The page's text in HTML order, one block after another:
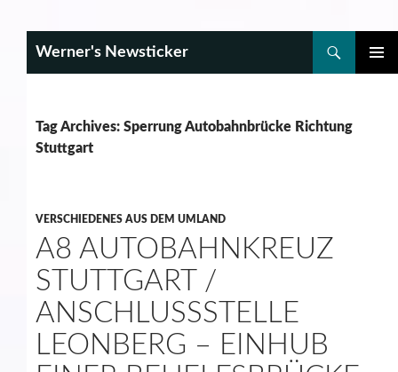
Werner's Newsticker
Tag Archives: Sperrung Autobahnbrücke Richtung
Stuttgart
VERSCHIEDENES AUS DEM UMLAND
A8 AUTOBAHNKREUZ
STUTTGART /
ANSCHLUSSSTELLE
LEONBERG – EINHUB